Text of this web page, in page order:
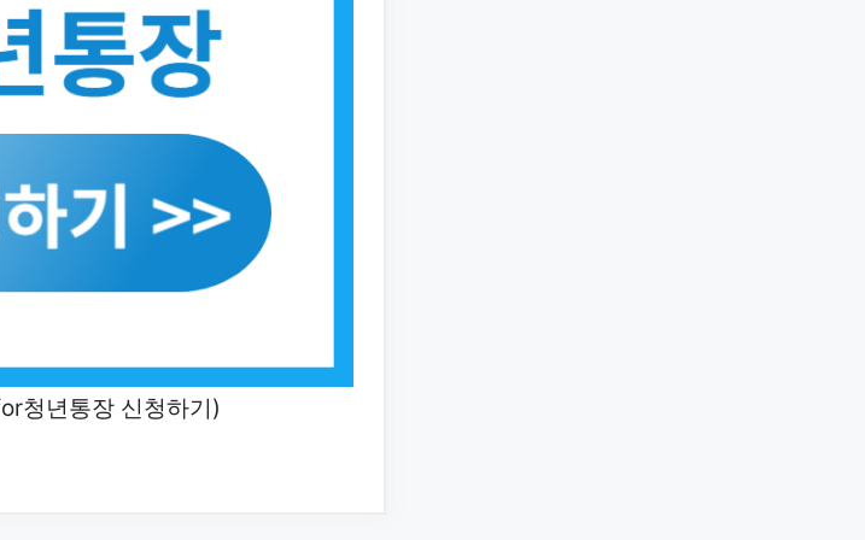
청년통장 신청하기)